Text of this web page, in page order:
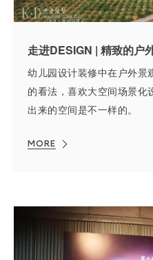
走进DESIGN | 精致的户
幼儿园设计装修中在户外景
的看法，喜欢大空间场景化
出来的空间是不一样的。
MORE